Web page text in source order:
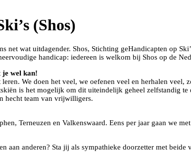
(Shos)
net wat uitdagender. Shos, Stichting geHandicapten op
handicap: iedereen is welkom bij Shos op de
je wel kan!
We doen het veel, we oefenen veel en herhalen
is het mogelijk om dit uiteindelijk geheel zelfstandig
hecht team van vrijwilligers.
Terneuzen en Valkenswaard. Eens per jaar gaan we
aan anderen? Sta jij als sympathieke doorzetter met